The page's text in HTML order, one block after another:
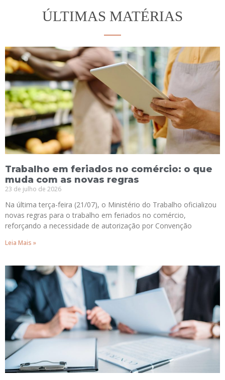
ÚLTIMAS MATÉRIAS
Trabalho em feriados no comércio: o que
muda com as novas regras
23 de julho de 2026
Na última terça-feira (21/07), o Ministério do Trabalho oficializou
novas regras para o trabalho em feriados no comércio,
reforçando a necessidade de autorização por Convenção
Leia Mais »